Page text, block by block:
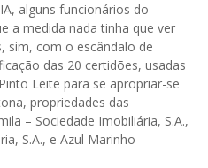
alguns funcionários do
a medida nada tinha que ver
sim, com o escândalo de
das 20 certidões, usadas
Leite para se apropriar-se
propriedades das
– Sociedade Imobiliária, S.A.,
S.A., e Azul Marinho –